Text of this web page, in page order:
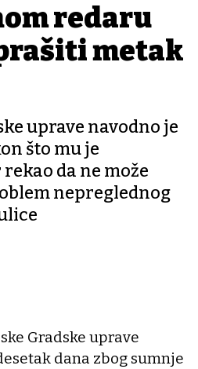
redaru
metak
uprave navodno je
što mu je
da ne može
nepreglednog
Gradske uprave
dana zbog sumnje